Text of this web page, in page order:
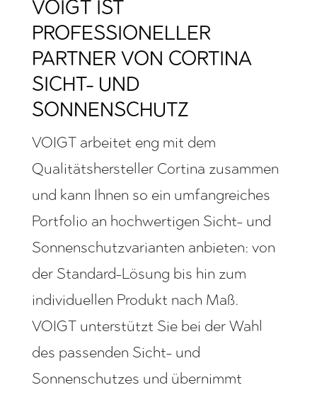
VOIGT IST
PROFESSIONELLER
PARTNER VON CORTINA
SICHT- UND
SONNENSCHUTZ
VOIGT arbeitet eng mit dem
Qualitätshersteller Cortina zusammen
und kann Ihnen so ein umfangreiches
Portfolio an hochwertigen Sicht- und
Sonnenschutzvarianten anbieten: von
der Standard-Lösung bis hin zum
individuellen Produkt nach Maß.
VOIGT unterstützt Sie bei der Wahl
des passenden Sicht- und
Sonnenschutzes und übernimmt